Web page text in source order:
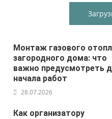
Монтаж газового
загородного дома: что
важно предусмотреть
начала работ
28.07.2026
Как организатору